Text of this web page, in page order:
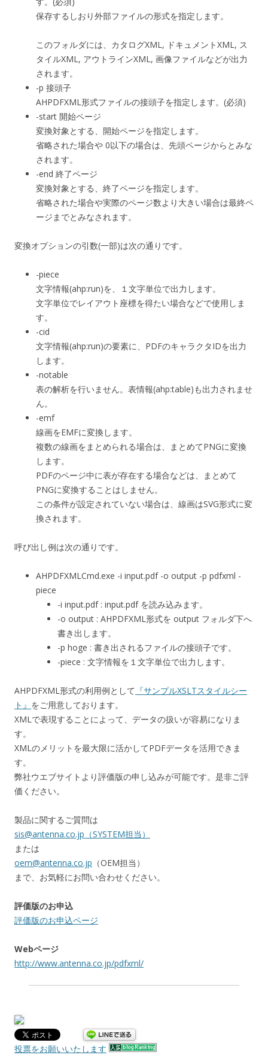
保存するしおり外部ファイルの形式を指定します。
このフォルダには、カタログXML, ドキュメントXML, ス
タイルXML, アウトラインXML, 画像ファイルなどが出力
されます。
-p 接頭子
AHPDFXML形式ファイルの接頭子を指定します。(必須)
-start 開始ページ
変換対象とする、開始ページを指定します。
省略された場合や 0以下の場合は、先頭ページからとみな
されます。
-end 終了ページ
変換対象とする、終了ページを指定します。
省略された場合や実際のページ数より大きい場合は最終ペ
ージまでとみなされます。
変換オプションの引数(一部)は次の通りです。
-piece
文字情報(ahp:run)を、１文字単位で出力します。
文字単位でレイアウト座標を得たい場合などで使用しま
す。
-cid
文字情報(ahp:run)の要素に、PDFのキャラクタIDを出力
します。
-notable
表の解析を行いません。表情報(ahp:table)も出力されませ
ん。
-emf
線画をEMFに変換します。
複数の線画をまとめられる場合は、まとめてPNGに変換
します。
PDFのページ中に表が存在する場合などは、まとめて
PNGに変換することはしません。
この条件が設定されていない場合は、線画はSVG形式に変
換されます。
呼び出し例は次の通りです。
AHPDFXMLCmd.exe -i input.pdf -o output -p pdfxml -
piece
-i input.pdf : input.pdf を読み込みます。
-o output : AHPDFXML形式を output フォルダ下へ
書き出します。
-p hoge : 書き出されるファイルの接頭子です。
-piece : 文字情報を１文字単位で出力します。
AHPDFXML形式の利用例として 『サンプルXSLTスタイルシー
ト』 をご用意しております。
XMLで表現することによって、データの扱いが容易になりま
す。
XMLのメリットを最大限に活かしてPDFデータを活用できま
す。
弊社ウエブサイトより評価版の申し込みが可能です。是非ご評
価ください。
製品に関するご質問は
sis@antenna.co.jp（SYSTEM担当）
または
oem@antenna.co.jp （OEM担当）
まで、お気軽にお問い合わせください。
評価版のお申込
評価版のお申込ページ
Webページ
http://www.antenna.co.jp/pdfxml/
投票をお願いいたします